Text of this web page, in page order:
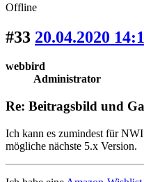
Offline
#33 20.04.2020
webbird
Administrator
Re: Beitragsbild und
Ich kann es zumindest für
mögliche nächste 5.x Version.